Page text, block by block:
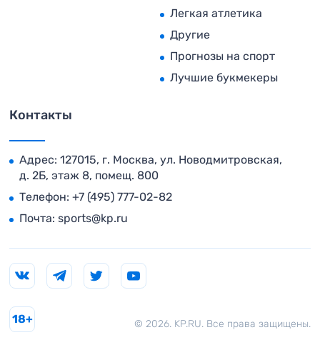
Легкая атлетика
Другие
Прогнозы на спорт
Лучшие букмекеры
Контакты
Адрес: 127015, г. Москва, ул. Новодмитровская,
д. 2Б, этаж 8, помещ. 800
Телефон: +7 (495) 777-02-82
Почта: sports@kp.ru
© 2026. KP.RU. Все права защищены.
18+